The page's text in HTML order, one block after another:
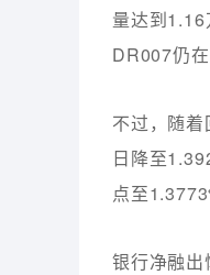
量达到1.16
DR007仍在
不过，随
日降至
点至
银行净融